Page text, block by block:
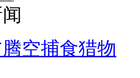
空捕食猎物